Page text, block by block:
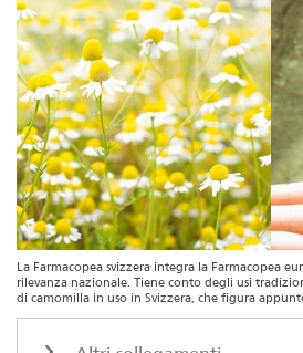
La Farmacopea svizzera integra la Farmacopea
rilevanza nazionale. Tiene conto degli usi
di camomilla in uso in Svizzera, che figura